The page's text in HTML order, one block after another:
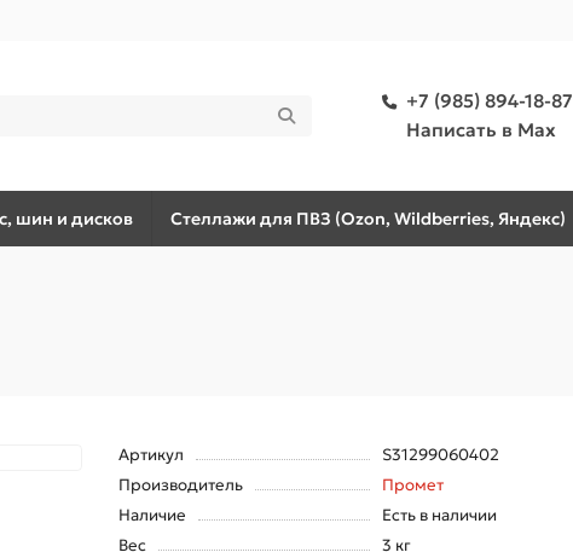
+7 (985) 894-18-87
Написать в Max
шин и дисков Стеллажи для ПВЗ (Ozon, Wildberries, Яндекс)
Артикул
S31299060402
Производитель
Промет
Наличие
Есть в наличии
Вес
3 кг